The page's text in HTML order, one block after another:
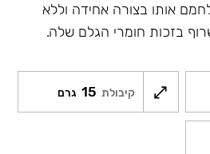
אותו בצורה אחידה וללא
בזכות חומרי הגלם שלה.
קיבולת 15 גרם